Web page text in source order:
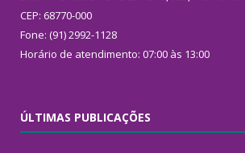
CEP: 68770-000
Fone: (91) 2992-1128
Horário de atendimento: 07:00 às 13:00
ÚLTIMAS PUBLICAÇÕES